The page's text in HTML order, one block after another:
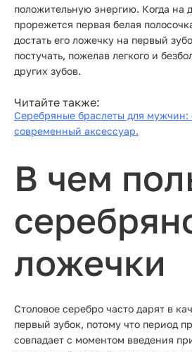
положительную энергию. Когда на
прорежется первая белая
достать его ложечку на первый
постучать, пожелав легкого и
других зубов.
Читайте также:
Серебряные браслеты для мужчин:
современный аксессуар.
В чем
ложечки
Столовое серебро часто дарят в
первый зубок, потому что период
совпадает с моментом введения